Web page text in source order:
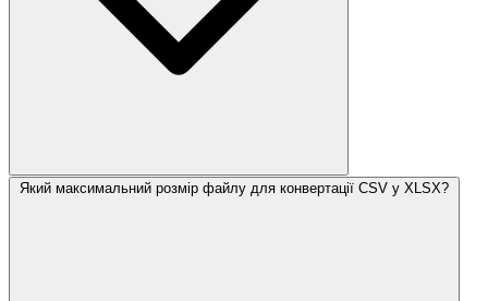
Який максимальний розмір файлу для конвертації CSV у XLSX?